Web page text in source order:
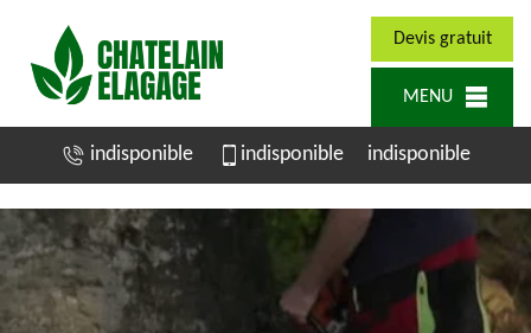
Devis gratuit
MENU
indisponible indisponible indisponible